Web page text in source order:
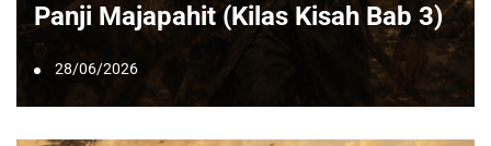
Panji Majapahit (Kilas Kisah Bab 3)
28/06/2026